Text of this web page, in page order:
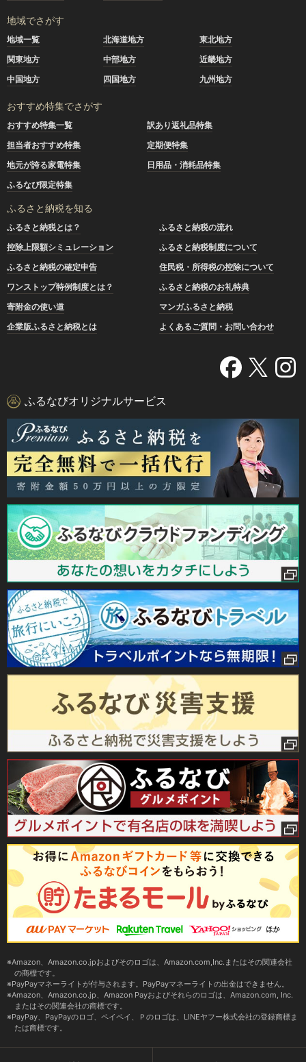
地域でさがす
地域一覧 北海道地方
東北地方
関東地方
中部地方
近畿地方
中国地方
四国地方 九州地方
おすすめ特集でさがす
おすすめ特集一覧
訳あり返礼品特集
担当者おすすめ特集
定期便特集
地元が誇る家電特集
日用品・消耗品特集
ふるなび限定特集
ふるさと納税を知る
ふるさと納税とは？
ふるさと納税の流れ
控除上限額シミュレーション
ふるさと納税制度について
ふるさと納税の確定申告
住民税・所得税の控除について
ワンストップ特例制度とは？
ふるさと納税のお礼特典
寄附金の使い道
マンガふるさと納税
企業版ふるさと納税とは
よくあるご質問・お問い合わせ
ふるなびオリジナルサービス
Amazon、Amazon.co.jpおよびそのロゴは、Amazon.com,Inc.またはその関連会社
の商標です。
PayPayマネーライトが付与されます。PayPayマネーライトの出金はできません。
Amazon、Amazon.co.jp、Amazon Payおよびそれらのロゴは、Amazon.com, Inc.
またはその関連会社の商標です。
PayPay、PayPayのロゴ、ペイペイ、Ｐのロゴは、LINEヤフー株式会社の登録商標ま
たは商標です。